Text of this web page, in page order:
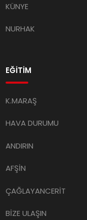
KÜNYE
NURHAK
EĞİTİM
K.MARAŞ
HAVA DURUMU
ANDIRIN
AFŞİN
ÇAĞLAYANCERİT
BİZE ULAŞIN